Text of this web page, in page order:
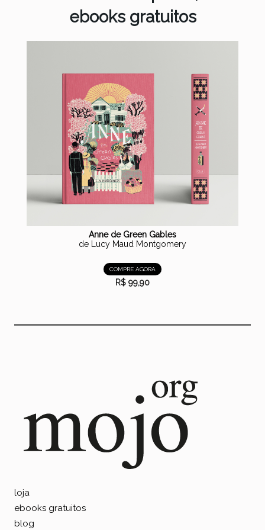
ebooks gratuitos
Anne de Green Gables
de Lucy Maud Montgomery
COMPRE AGORA
R$ 99,90
loja
ebooks gratuitos
blog